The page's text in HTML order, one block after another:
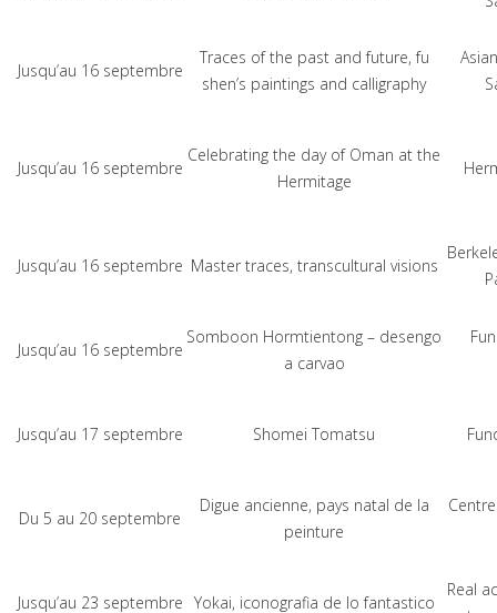
Jusqu’au 16 septembre
Traces of the past and future, fu
shen’s paintings and calligraphy
Jusqu’au 16 septembre
Celebrating the day of Oman at the
Hermitage
Jusqu’au 16 septembre Master traces, transcultural visions
Jusqu’au 16 septembre
Somboon Hormtientong – desengo
a carvao
Jusqu’au 17 septembre Shomei Tomatsu
Du 5 au 20 septembre
Digue ancienne, pays natal de la
peinture
Jusqu’au 23 septembre Yokai, iconografia de lo fantastico
Real